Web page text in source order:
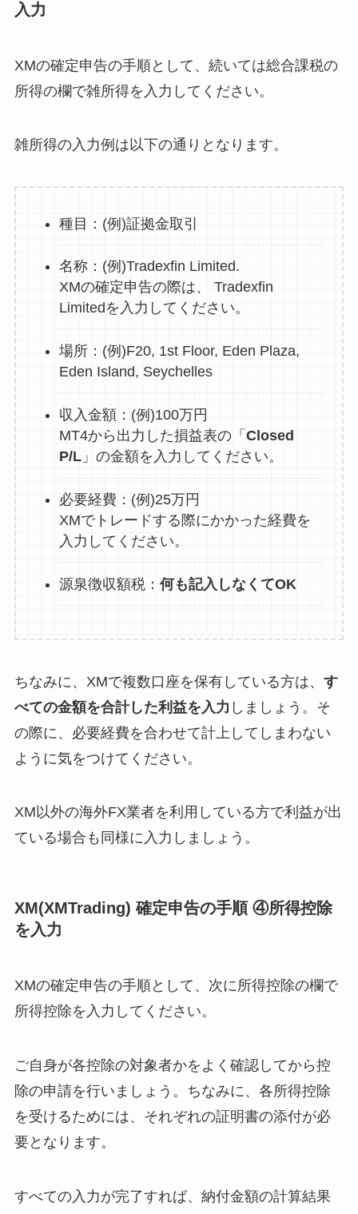
入力
XMの確定申告の手順として、続いては総合課税の
所得の欄で雑所得を入力してください。
雑所得の入力例は以下の通りとなります。
種目：(例)証拠金取引
名称：(例)Tradexfin Limited.
XMの確定申告の際は、 Tradexfin
Limitedを入力してください。
場所：(例)F20, 1st Floor, Eden Plaza,
Eden Island, Seychelles
収入金額：(例)100万円
MT4から出力した損益表の「 Closed
P/L」の金額を入力してください。
必要経費：(例)25万円
XMでトレードする際にかかった経費を
入力してください。
源泉徴収額税：何も記入しなくてOK
ちなみに、XMで複数口座を保有している方は、 す
べての金額を合計した利益を入力 しましょう。そ
の際に、必要経費を合わせて計上してしまわない
ように気をつけてください。
XM以外の海外FX業者を利用している方で利益が出
ている場合も同様に入力しましょう。
XM(XMTrading) 確定申告の手順 ④所得控除
を入力
XMの確定申告の手順として、次に所得控除の欄で
所得控除を入力してください。
ご自身が各控除の対象者かをよく確認してから控
除の申請を行いましょう。ちなみに、各所得控除
を受けるためには、それぞれの証明書の添付が必
要となります。
すべての入力が完了すれば、納付金額の計算結果